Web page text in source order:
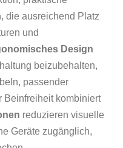
die ausreichend Platz
und
Design
beizubehalten,
passender
Beinfreiheit kombiniert
reduzieren visuelle
Geräte zugänglich,